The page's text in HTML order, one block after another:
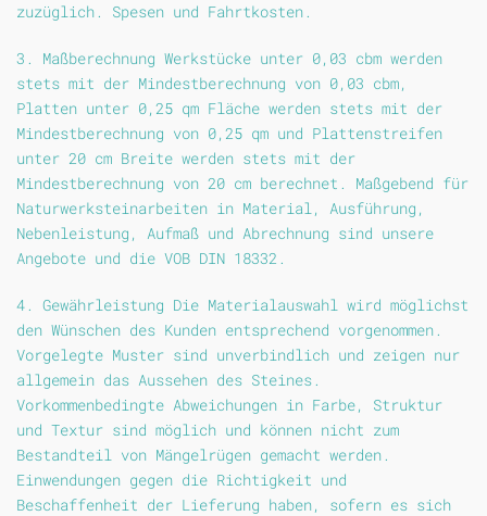
zuzüglich. Spesen und Fahrtkosten.
3. Maßberechnung Werkstücke unter 0,03 cbm werden
stets mit der Mindestberechnung von 0,03 cbm,
Platten unter 0,25 qm Fläche werden stets mit der
Mindestberechnung von 0,25 qm und Plattenstreifen
unter 20 cm Breite werden stets mit der
Mindestberechnung von 20 cm berechnet. Maßgebend für
Naturwerksteinarbeiten in Material, Ausführung,
Nebenleistung, Aufmaß und Abrechnung sind unsere
Angebote und die VOB DIN 18332.
4. Gewährleistung Die Materialauswahl wird möglichst
den Wünschen des Kunden entsprechend vorgenommen.
Vorgelegte Muster sind unverbindlich und zeigen nur
allgemein das Aussehen des Steines.
Vorkommenbedingte Abweichungen in Farbe, Struktur
und Textur sind möglich und können nicht zum
Bestandteil von Mängelrügen gemacht werden.
Einwendungen gegen die Richtigkeit und
Beschaffenheit der Lieferung haben, sofern es sich